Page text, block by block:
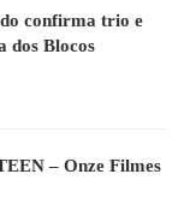
confirma trio e
dos Blocos
– Onze Filmes